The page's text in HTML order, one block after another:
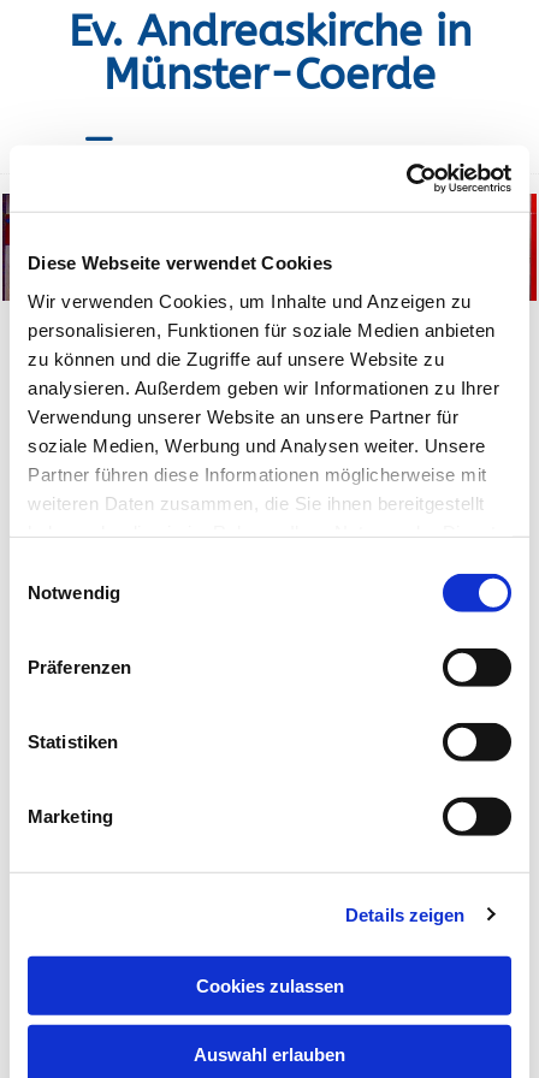
Diese Webseite verwendet Cookies
Wir verwenden Cookies, um Inhalte und Anzeigen zu
personalisieren, Funktionen für soziale Medien anbieten
zu können und die Zugriffe auf unsere Website zu
analysieren. Außerdem geben wir Informationen zu Ihrer
Verwendung unserer Website an unsere Partner für
soziale Medien, Werbung und Analysen weiter. Unsere
Partner führen diese Informationen möglicherweise mit
weiteren Daten zusammen, die Sie ihnen bereitgestellt
Notwendig
Präferenzen
Statistiken
Marketing
Details zeigen
Cookies zulassen
Auswahl erlauben
Ev. Andreaskirche in
Münster-Coerde
Frühstück
Freitag, 12. Februar 2027, 09:00 Uhr